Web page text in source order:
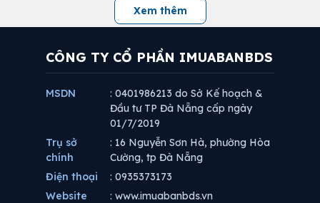
Xem thêm
CÔNG TY CỔ PHẦN IMUABANBDS
MSDN
: 0401986213 do Sở Kế hoạch &
Đầu tư TP Đà Nẵng cấp ngày
01/7/2019
Trụ sở
chính
: 16 Nguyễn Sơn Hà, phường Hòa
Cường, tp Đà Nẵng
Điện thoại
: 0935373173
Website
: www.imuabanbds.vn